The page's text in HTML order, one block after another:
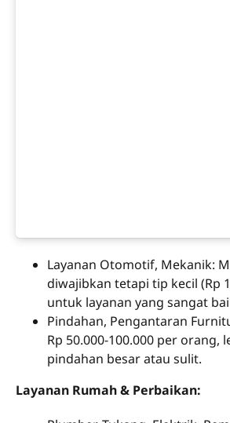
Layanan Otomotif, Mekanik:
diwajibkan tetapi tip kecil (Rp
untuk layanan yang sangat
Pindahan, Pengantaran
Rp 50.000-100.000 per orang,
pindahan besar atau sulit.
Layanan Rumah & Perbaikan: